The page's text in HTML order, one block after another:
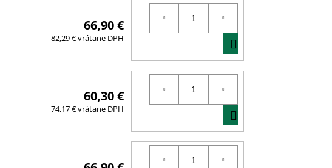
66,90 €
82,29 € vrátane DPH
KOŠÍKA
60,30 €
74,17 € vrátane DPH
KOŠÍKA